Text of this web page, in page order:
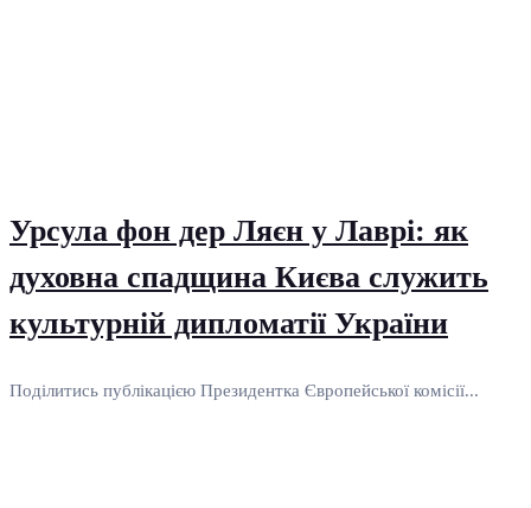
Урсула фон дер Ляєн у Лаврі: як
духовна спадщина Києва служить
культурній дипломатії України
Поділитись публікацією Президентка Європейської комісії...